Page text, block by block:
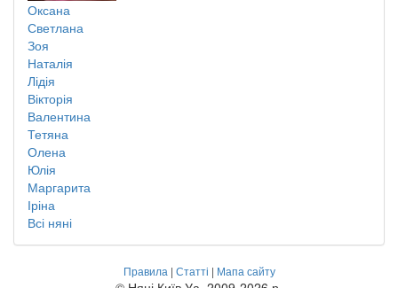
Оксана
Светлана
Зоя
Наталія
Лідія
Вікторія
Валентина
Тетяна
Олена
Юлія
Маргарита
Іріна
Всі няні
Правила | Статті | Мапа сайту